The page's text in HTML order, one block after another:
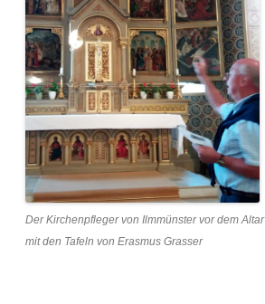
Der Kirchenpfleger von Ilmmünster vor dem Altar
mit den Tafeln von Erasmus Grasser